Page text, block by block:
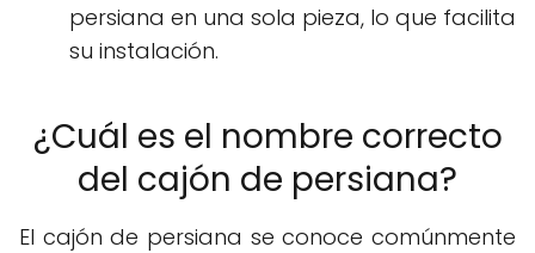
persiana en una sola pieza, lo que facilita
su instalación.
¿Cuál es el nombre correcto
del cajón de persiana?
El cajón de persiana se conoce comúnmente